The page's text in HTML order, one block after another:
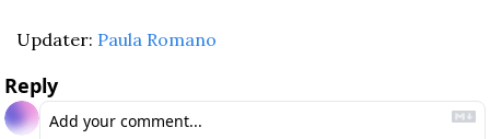
Updater: Paula Romano
Reply